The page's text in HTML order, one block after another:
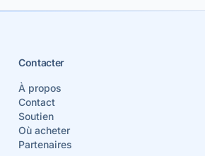
Contacter
À propos
Contact
Soutien
Où acheter
Partenaires